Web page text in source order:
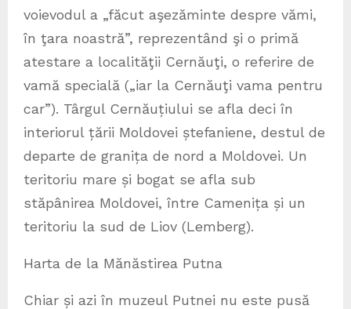
voievodul a „făcut aşezăminte despre vămi,
în ţara noastră”, reprezentând şi o primă
atestare a localităţii Cernăuţi, o referire de
vamă specială („iar la Cernăuţi vama pentru
car”). Târgul Cernăuțiului se afla deci în
interiorul țării Moldovei ștefaniene, destul de
departe de granița de nord a Moldovei. Un
teritoriu mare și bogat se afla sub
stăpânirea Moldovei, între Camenița și un
teritoriu la sud de Liov (Lemberg).
Harta de la Mănăstirea Putna
Chiar și azi în muzeul Putnei nu este pusă